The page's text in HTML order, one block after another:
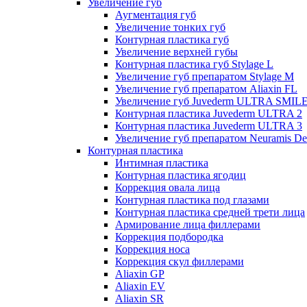
Увеличение губ
Аугментация губ
Увеличение тонких губ
Контурная пластика губ
Увеличение верхней губы
Контурная пластика губ Stylage L
Увеличение губ препаратом Stylage M
Увеличение губ препаратом Aliaxin FL
Увеличение губ Juvederm ULTRA
Контурная пластика Juvederm ULTRA 2
Контурная пластика Juvederm ULTRA 3
Увеличение губ препаратом Neuramis
Контурная пластика
Интимная пластика
Контурная пластика ягодиц
Коррекция овала лица
Контурная пластика под глазами
Контурная пластика средней трети лица
Армирование лица филлерами
Коррекция подбородка
Коррекция носа
Коррекция скул филлерами
Aliaxin GP
Aliaxin EV
Aliaxin SR